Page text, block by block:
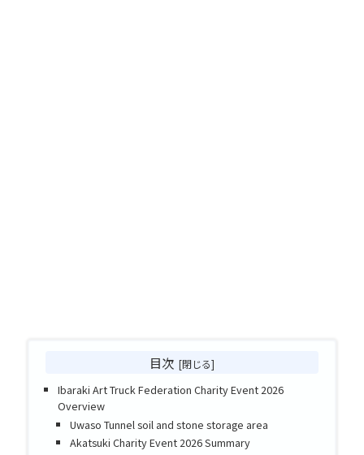
目次
Ibaraki Art Truck Federation Charity Event 2026
Overview
Uwaso Tunnel soil and stone storage area
Akatsuki Charity Event 2026 Summary